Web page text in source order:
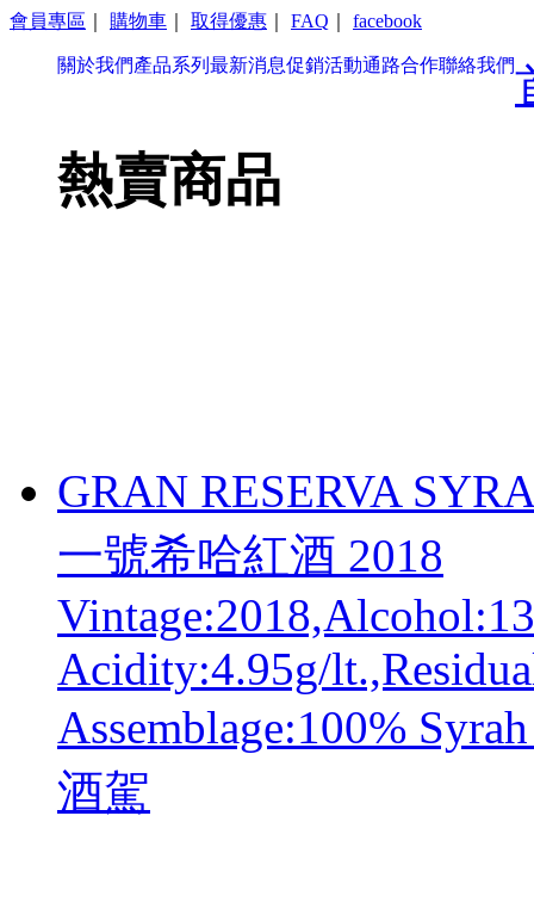
會員專區 購物車 取得優惠 FAQ facebook
關於我們產品系列 最新消息促銷活動通路合作聯絡我們
熱賣商品
GRAN RESERVA
一號希哈紅酒 2018
Acidity:4.95g/
Assemblage:100%
酒駕